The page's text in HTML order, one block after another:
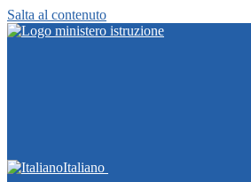
Salta al contenuto
Italiano